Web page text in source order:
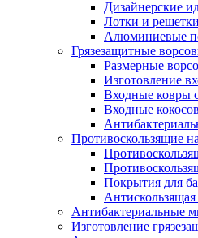
Дизайнерские
Лотки и
Алюминиевые
Грязезащитные
Размерные
Изготовление
Входные ковры
Входные
Противоскользящие
Покрытия для
Антибактериальные
Изготовление